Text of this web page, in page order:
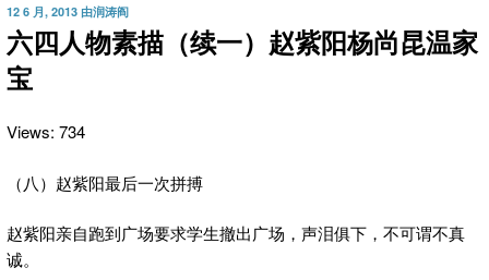
发
布
于
12 6 月, 2013 由润涛阎
六四人物素描（续一）赵紫阳杨尚昆温家
宝
Views: 734
（八）赵紫阳最后一次拼搏
赵紫阳亲自跑到广场要求学生撤出广场，声泪俱下，不可谓不真
诚。